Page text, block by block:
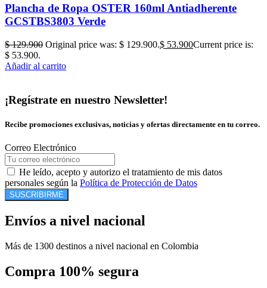
Plancha de Ropa OSTER 160ml Antiadherente
GCSTBS3803 Verde
$129.900 Original price was: $ 129.900.$ 53.900Current price is:
$ 53.900.
Añadir al carrito
¡Regístrate en nuestro Newsletter!
Recibe promociones exclusivas, noticias y ofertas directamente en tu correo.
Correo Electrónico
He leído, acepto y autorizo el tratamiento de mis datos
personales según la Política de Protección de Datos
SUSCRIBIRME
Envíos a nivel nacional
Más de 1300 destinos a nivel nacional en Colombia
Compra 100% segura